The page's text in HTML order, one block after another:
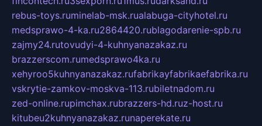
rebus-toys.ruminelab-msk.rualabuga-cityhotel.ru
medsprawo-4-ka.ru2864420.rublagodarenie-spb.ru
zajmy24.rutovudyi-4-kuhnyanazakaz.ru
brazzerscom.rumedsprawo4ka.ru
xehyroo5kuhnyanazakaz.rufabrikayfabrikaefabrika.ru
vskrytie-zamkov-moskva-113.rubiletnadom.ru
zed-online.rupimchax.rubrazzers-hd.ruz-host.ru
kitubeu2kuhnyanazakaz.runaperekate.ru